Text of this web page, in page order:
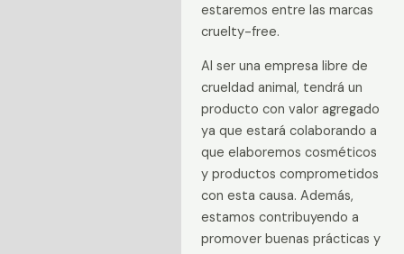
estaremos entre las marcas
cruelty-free.
Al ser una empresa libre de
crueldad animal, tendrá un
producto con valor agregado
ya que estará colaborando a
que elaboremos cosméticos
y productos comprometidos
con esta causa. Además,
estamos contribuyendo a
promover buenas prácticas y